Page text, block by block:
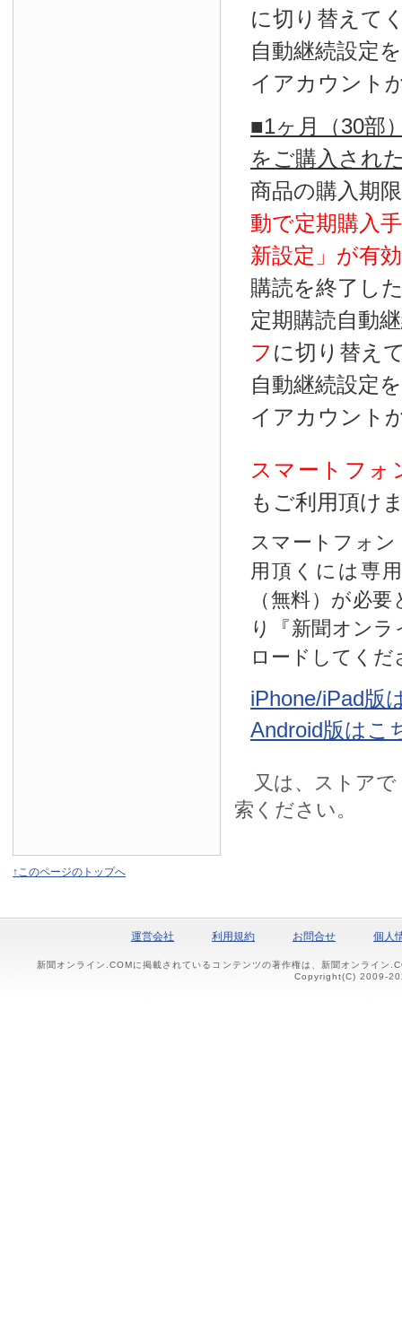
に切り替えて
自動継続設定
イアカウント
■1ヶ月（30部
をご購入され
商品の購入期
動で定期購入
新設定」が有効
購読を終了し
定期購読自動
フ に切り替え
自動継続設定
イアカウント
スマートフォ
もご利用頂け
スマートフォ
用頂くには専
（無料）が必
り『新聞オン
ロードしてくだ
iPhone/iPad版
Android版はこ
又は、ストアで
索ください。
↑このページのトップへ
運営会社 利用規約 お問合せ 個人
新聞オンライン.COMに掲載されているコンテンツの著作権は、新聞オンライン
Copyright(C) 2009-